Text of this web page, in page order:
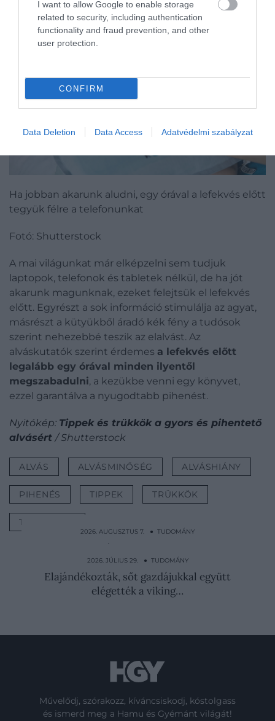
I want to allow Google to enable storage
related to security, including authentication
functionality and fraud prevention, and other
user protection.
CONFIRM
Data Deletion Data Access Adatvédelmi szabályzat
Ha jobban akarunk aludni, egy órával a lefekvés előtt
tegyük félre a telefonunkat
Fotó: Shutterstock
A mai világunkat már elképzelni sem tudjuk
laptopok, telefonok és tabletek nélkül, de ha jót
akarunk magunknak, ezeket felejtsük el lefekvés
előtt. Egyrészt a sok információ stimulálja az agyat,
másrészt a kütyükből áradó kék fény a tudósok
szerint nehezebbé teszik az elalvást. Az
alváskutatók szerint érdemes a lefekvés előtt
legalább egy órával minden ilyentől
megszabadulni, a kezükbe venni egy könyvet,
ezzel garantálva a nyugodtabb pihenést.
Nyitókép: Tippek és trükkök a gyors és pihentető
alvásért / Shutterstock
ALVÁS ALVÁSMINŐSÉG ALVÁSHIÁNY
PIHENÉS TIPPEK TRÜKKÖK
TUDOMÁNY
2026. AUGUSZTUS 7. ● TUDOMÁNY
Londonra leszállt a köd, ami 4000 embert
ölt meg
2026. JÚLIUS 29. ● TUDOMÁNY
Elajándékozták, sőt gazdájukkal együtt
elégették a viking…
Művelődj, szórakozz, kíváncsiskodj, kóstolgass
és ismerd meg a Hamu és Gyémánt világát!